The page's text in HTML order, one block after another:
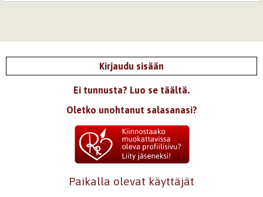
Kirjaudu sisään
Ei tunnusta? Luo se täältä.
Oletko unohtanut salasanasi?
Paikalla olevat käyttäjät